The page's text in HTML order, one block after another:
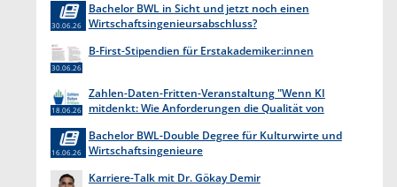
Bachelor BWL in Sicht und jetzt noch einen
Wirtschaftsingenieursabschluss?
30.06.26
B-First-Stipendien für Erstakademiker:innen
30.06.26
Zahlen-Daten-Fritten-Veranstaltung "Wenn KI
mitdenkt: Wie Anforderungen die Qualität von
18.06.26
Bachelor BWL-Double Degree für Kulturwirte und
Wirtschaftsingenieure
16.06.26
Karriere-Talk mit Dr. Gökay Demir